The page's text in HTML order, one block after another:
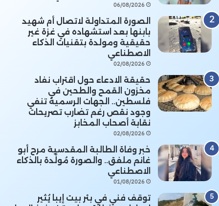
06/08/2026
الصورة المتداولة لاتصال أم شهيد
بابنها بعد استشهاده في غزة غير
حقيقية ومولدة بتقنيات الذكاء
الاصطناعي
02/08/2026
حقيقة الادعاء حول اقتراب نفاد
مخزون القمح والطحين في
فلسطين.. الجهات الرسمية تنفي
وجود نقص رغم تضارب تصريحات
نقابة أصحاب المخابز
02/08/2026
خبر وفاة الطالبة المقدسية مرح أبو
غانم ملفق.. والصورة مُولَّدة بالذكاء
الاصطناعي
01/08/2026
توقف فني في بئر بيت إيبا يُثير